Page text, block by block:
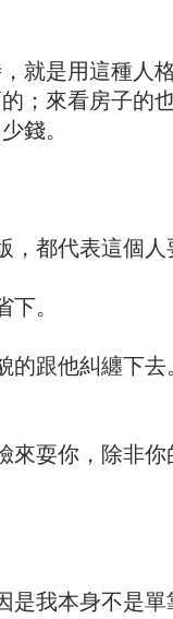
就是用這種人
；來看房子的
錢。
都代表這個人
。
的跟他糾纏下
來耍你，除非
是我本身不是